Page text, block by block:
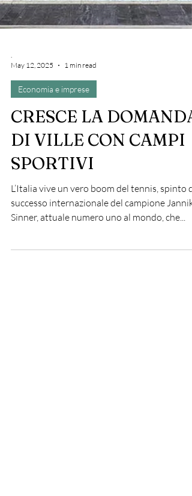
.
May 12, 2025
1 min read
Economia e imprese
CRESCE LA DOMANDA
DI VILLE CON CAMPI
SPORTIVI